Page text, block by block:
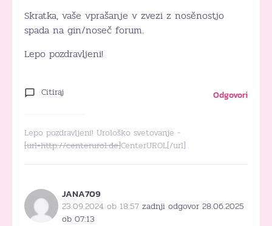
Skratka, vaše vprašanje v zvezi z nosěnostjo
spada na gin/noseč forum.
Lepo pozdravljeni!
Citiraj Odgovori
Lepo pozdravljeni! Urološko svetovanje -
[url=http://centerurol.de]CenterUROL[/url]
JANA709
23.09.2024 ob 18:57 zadnji odgovor 28.06.2025
ob 07:13